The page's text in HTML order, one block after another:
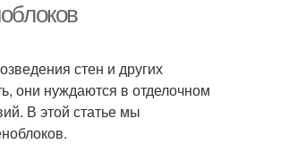
стен и других
они нуждаются в отделочном
В этой статье мы